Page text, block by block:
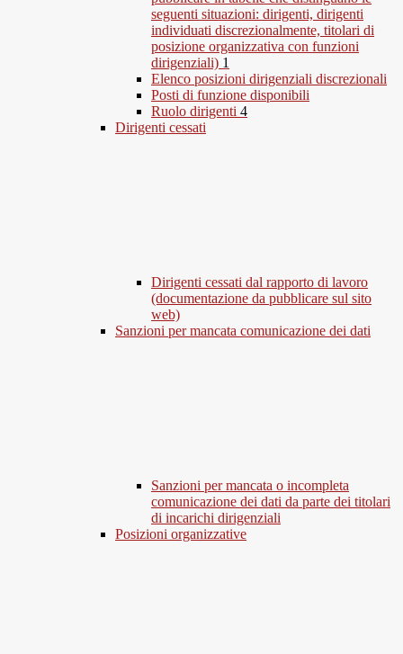
seguenti situazioni: dirigenti, dirigenti
individuati discrezionalmente, titolari di
posizione organizzativa con funzioni
dirigenziali) 1
Elenco posizioni dirigenziali discrezionali
Posti di funzione disponibili
Ruolo dirigenti 4
Dirigenti cessati
Dirigenti cessati dal rapporto di lavoro
(documentazione da pubblicare sul sito
web)
Sanzioni per mancata comunicazione dei dati
Sanzioni per mancata o incompleta
comunicazione dei dati da parte dei titolari
di incarichi dirigenziali
Posizioni organizzative